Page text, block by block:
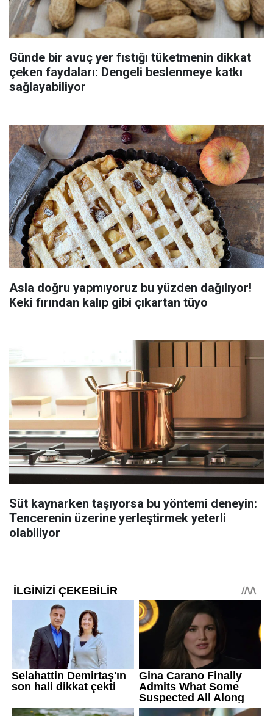
Günde bir avuç yer fıstığı tüketmenin dikkat
çeken faydaları: Dengeli beslenmeye katkı
sağlayabiliyor
Asla doğru yapmıyoruz bu yüzden dağılıyor!
Keki fırından kalıp gibi çıkartan tüyo
Süt kaynarken taşıyorsa bu yöntemi deneyin:
Tencerenin üzerine yerleştirmek yeterli
olabiliyor